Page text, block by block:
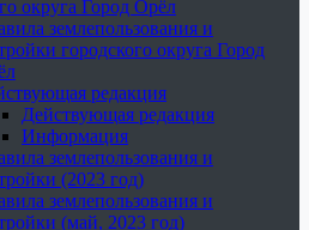
округа Город Орёл
землепользования и
городского округа Город
редакция
Действующая редакция
Информация
землепользования и
(2023 год)
землепользования и
(май, 2023 год)